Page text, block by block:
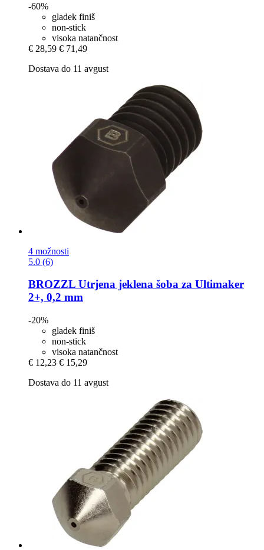
-60%
gladek finiš
non-stick
visoka natančnost
€ 28,59 € 71,49
Dostava do 11 avgust
4 možnosti
5.0 (6)
BROZZL Utrjena jeklena šoba za Ultimaker
2+, 0,2 mm
-20%
gladek finiš
non-stick
visoka natančnost
€ 12,23 € 15,29
Dostava do 11 avgust